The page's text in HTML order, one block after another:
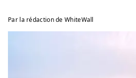
Par la rédaction de WhiteWall